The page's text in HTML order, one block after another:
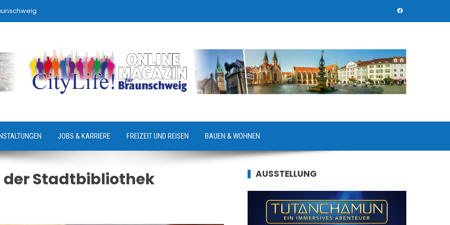
JOBS & KARRIERE FREIZEIT UND REISEN BAUEN & WOHNEN
der Stadtbibliothek
AUSSTELLUNG